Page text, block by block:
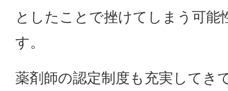
としたことで挫けてしまう可能
す。
薬剤師の認定制度も充実してき